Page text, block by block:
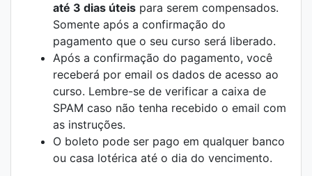
até 3 dias úteis para serem compensados.
Somente após a confirmação do
pagamento que o seu curso será liberado.
Após a confirmação do pagamento, você
receberá por email os dados de acesso ao
curso. Lembre-se de verificar a caixa de
SPAM caso não tenha recebido o email com
as instruções.
O boleto pode ser pago em qualquer banco
ou casa lotérica até o dia do vencimento.